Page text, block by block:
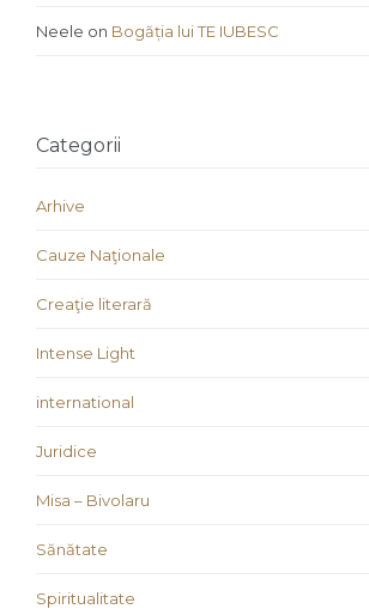
Neele on Bogăția lui TE IUBESC
Categorii
Arhive
Cauze Naţionale
Creaţie literară
Intense Light
international
Juridice
Misa – Bivolaru
Sănătate
Spiritualitate